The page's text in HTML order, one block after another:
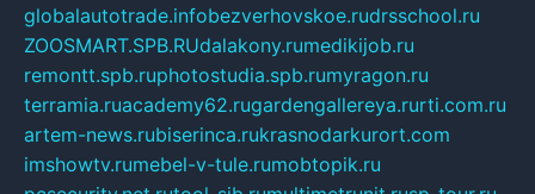
globalautotrade.infobezverhovskoe.rudrsschool.ru
ZOOSMART.SPB.RUdalakony.rumedikijob.ru
remontt.spb.ruphotostudia.spb.rumyragon.ru
terramia.ruacademy62.rugardengallereya.rurti.com.ru
artem-news.rubiserinca.rukrasnodarkurort.com
imshowtv.rumebel-v-tule.rumobtopik.ru